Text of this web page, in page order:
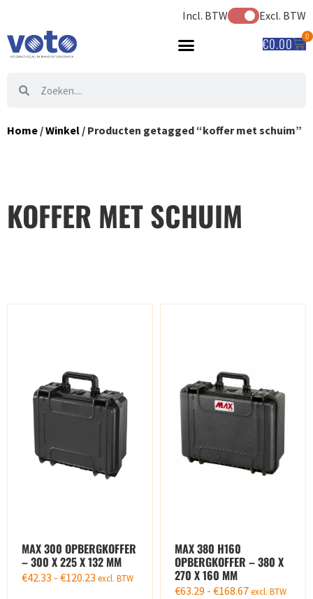
Incl. BTW Excl. BTW
€0.00 0
Home /Winkel / Producten getagged “koffer met schuim”
KOFFER MET SCHUIM
MAX 300 OPBERGKOFFER
– 300 X 225 X 132 MM
€42.33 - €120.23 excl. BTW
MAX 380 H160
OPBERGKOFFER – 380 X
270 X 160 MM
€63.29 - €168.67excl. BTW